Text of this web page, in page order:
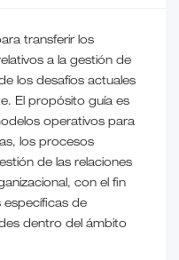
transferir los
a la gestión de
los desafíos actuales
El propósito guía es
operativos para
los procesos
de las relaciones
con el fin
específicas de
dentro del ámbito